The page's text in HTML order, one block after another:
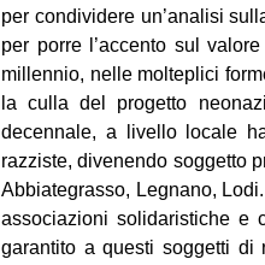
per condividere un’analisi
per porre l’accento sul
millennio, nelle molteplici
la culla del progetto
decennale, a livello locale
razziste, divenendo soggetto
Abbiategrasso, Legnano,
associazioni solidaristiche e
garantito a questi soggetti di